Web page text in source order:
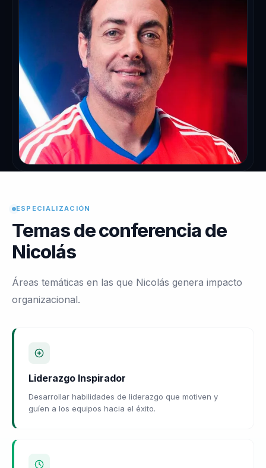
ESPECIALIZACIÓN
Temas de conferencia de
Nicolás
Áreas temáticas en las que Nicolás genera impacto
organizacional.
Liderazgo Inspirador
Desarrollar habilidades de liderazgo que motiven y
guíen a los equipos hacia el éxito.